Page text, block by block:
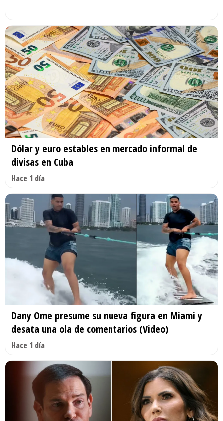
Dólar y euro estables en mercado informal de
divisas en Cuba
Hace 1 día
Dany Ome presume su nueva figura en Miami y
desata una ola de comentarios (Video)
Hace 1 día